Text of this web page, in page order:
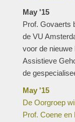
May '15
Prof. Govaerts
de VU
voor de nieuwe
Assistieve
de
May '15
De Oorgroep
Prof. Coene en